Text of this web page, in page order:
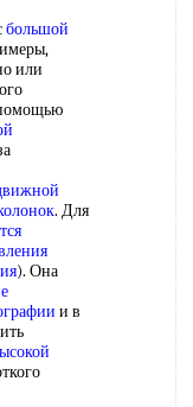
большой
или
. Для
). Она
и в